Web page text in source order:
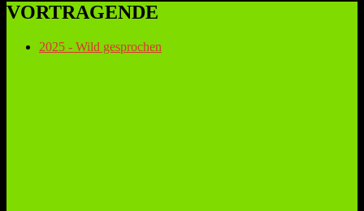
VORTRAGENDE
2025 - Wild gesprochen